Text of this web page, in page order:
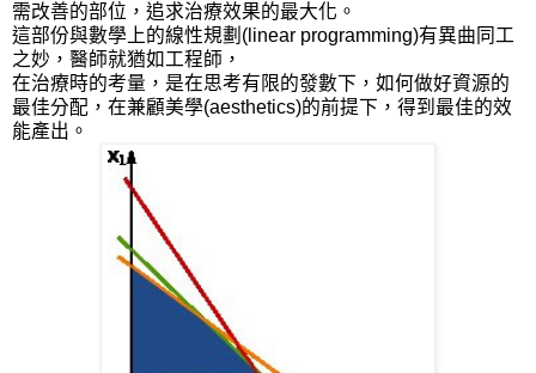
需改善的部位，追求治療效果的最大化。
這部份與數學上的線性規劃(linear programming)有異曲同工
之妙，醫師就猶如工程師，
在治療時的考量，是在思考有限的發數下，如何做好資源的
最佳分配，在兼顧美學(aesthetics)的前提下，得到最佳的效
能產出。